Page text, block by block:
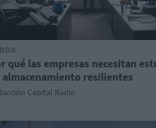
qué las empresas necesitan
almacenamiento resilientes
Capital Radio